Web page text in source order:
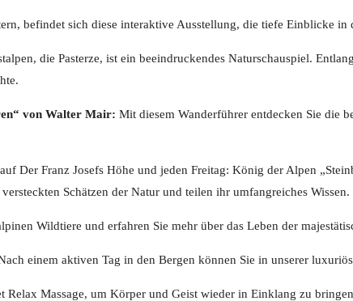
befindet sich diese interaktive Ausstellung, die tiefe Einblicke
die Pasterze, ist ein beeindruckendes Naturschauspiel.
von Walter Mair: Mit diesem Wanderführer entdecken Sie die
Der Franz Josefs Höhe und jeden Freitag: König der Alpen
Schätzen der Natur und teilen ihr umfangreiches Wissen.
Wildtiere und erfahren Sie mehr über das Leben der
einem aktiven Tag in den Bergen können Sie in unserer
Relax Massage, um Körper und Geist wieder in Einklang zu